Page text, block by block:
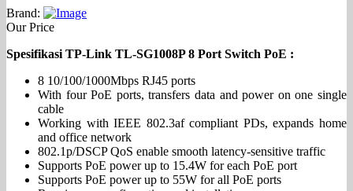
Brand:
Our Price
Spesifikasi TP-Link TL-SG1008P 8 Port Switch PoE :
8 10/100/1000Mbps RJ45 ports
With four PoE ports, transfers data and power on one single
cable
Working with IEEE 802.3af compliant PDs, expands home
and office network
802.1p/DSCP QoS enable smooth latency-sensitive traffic
Supports PoE power up to 15.4W for each PoE port
Supports PoE power up to 55W for all PoE ports